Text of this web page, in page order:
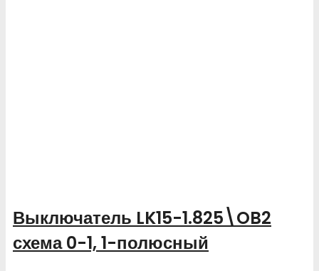
Выключатель LK15-1.825\OB2
схема 0-1, 1-полюсный